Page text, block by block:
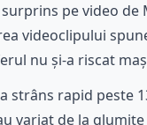
pe video
videoclipului
nu și-a riscat
strâns rapid peste
variat de la